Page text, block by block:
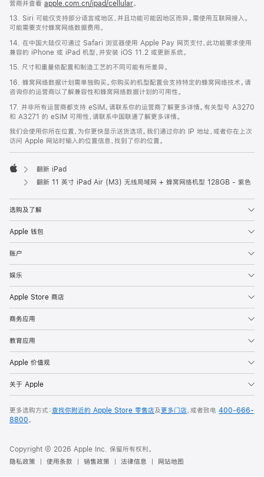
营商并查看 apple.com.cn/ipad/cellular。
13. Siri 可能仅支持部分语言或地区，并且功能可能因地区而异。需使用互联网接入。
可能需要支付蜂窝网络数据费用。
14. 在中国大陆仅可通过 Safari 浏览器使用 Apple Pay 网页支付，此功能要求使用
兼容的 iPhone 或 iPad 机型，并安装 iOS 11.2 或更新系统。
15. 尺寸和重量依配置和制造工艺的不同可能有所差异。
16. 蜂窝网络数据计划需单独购买。你购买的机型配置会支持特定的蜂窝网络技术。请
咨询你的运营商以了解兼容性和蜂窝网络数据计划的可用性。
17. 并非所有运营商都支持 eSIM。请联系你的运营商了解更多详情。有关型号 A3270
和 A3271 的 eSIM 可用性，请联系中国联通了解更多详情。
我们会使用你所在位置，为你更快显示送货选项。我们通过你的 IP 地址，或者你在上次
访问 Apple 网站时输入的位置信息，找到了你的位置。
Apple
翻新 iPad
翻新 11 英寸 iPad Air (M3) 无线局域网 + 蜂窝网络机型 128GB - 紫色
选购及了解
Apple 钱包
账户
娱乐
Apple Store 商店
商务应用
教育应用
Apple 价值观
关于 Apple
更多选购方式：查找你附近的 Apple Store 零售店及更多门店，或者致电 400-666-
8800。
Copyright © 2026 Apple Inc. 保留所有权利。
隐私政策
使用条款 销售政策 法律信息 网站地图